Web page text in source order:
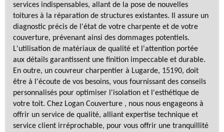
services indispensables, allant de la pose de nouvelles
toitures à la réparation de structures existantes. Il assure un
diagnostic précis de l'état de votre charpente et de votre
couverture, prévenant ainsi des dommages potentiels.
L'utilisation de matériaux de qualité et l'attention portée
aux détails garantissent une finition impeccable et durable.
En outre, un couvreur charpentier à Lugarde, 15190, doit
être à l'écoute de vos besoins, vous fournissant des conseils
personnalisés pour optimiser l'isolation et l'esthétique de
votre toit. Chez Logan Couverture , nous nous engageons à
offrir un service de qualité, alliant expertise technique et
service client irréprochable, pour vous offrir une tranquillité